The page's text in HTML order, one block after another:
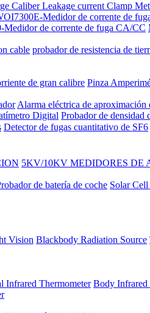
Caliber Leakage current Clamp
Medidor de corrente de
de corrente de fuga CA/CC
cable probador de resistencia de
de gran calibre Pinza
Alarma eléctrica de aproximación
Digital Probador de densidad
Detector de fugas cuantitativo de SF6
5KV/10KV MEDIDORES DE
de batería de coche Solar Cell
Vision Blackbody Radiation Source
Infrared Thermometer Body Infrared